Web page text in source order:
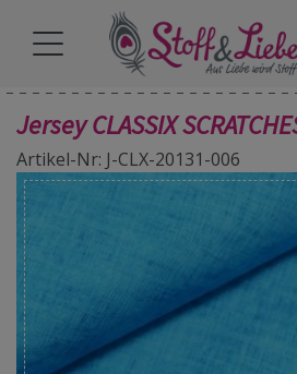
Jersey CLASSIX
Artikel-Nr: J-CLX-20131-006